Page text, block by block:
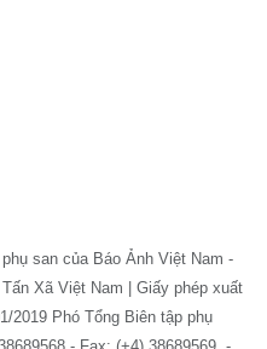
san của Báo Ảnh Việt Nam -
Xã Việt Nam | Giấy phép xuất
2019 Phó Tổng Biên tập phụ